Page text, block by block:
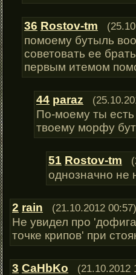
36 Rostov-tm
помоему бутыль
советовать ее
первым итемом
44 paraz
По-моему ты есть
твоему морфу
51 Rostov-tm
однозначно не
2 rain (21.10.2012 00:57)
Не увидел про
точке крипов' при
3 CaHbKo (21.10.2012